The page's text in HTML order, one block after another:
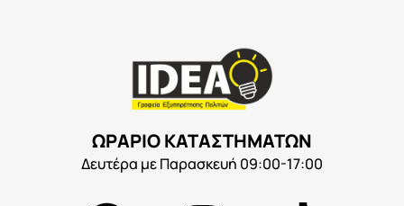
ΩΡΑΡΙΟ ΚΑΤΑΣΤΗΜΑΤΩΝ
Δευτέρα με Παρασκευή 09:00-17:00